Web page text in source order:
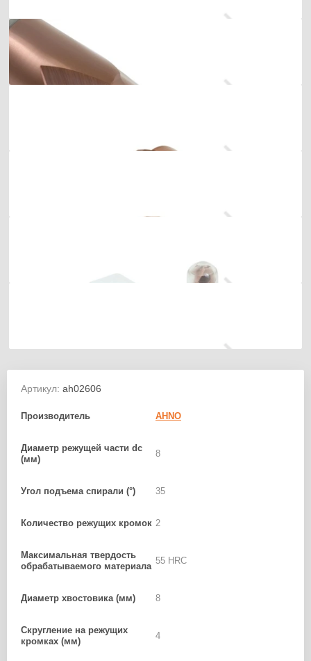
Артикул: ah02606
Производитель AHNO
Диаметр режущей части dc
(мм)
8
Угол подъема спирали (°) 35
Количество режущих кромок 2
Максимальная твердость
обрабатываемого материала
55 HRC
Диаметр хвостовика (мм) 8
Скругление на режущих
кромках (мм)
4